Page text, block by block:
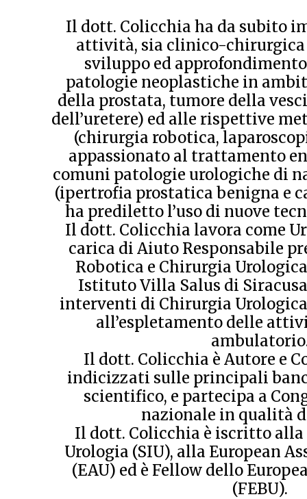
Il dott. Colicchia ha da subito
attività, sia clinico-chirurgica
sviluppo ed
patologie neoplastiche in
della prostata, tumore della
dell’uretere) ed alle rispettive
(chirurgia robotica,
appassionato al trattamento
comuni patologie urologiche di
(ipertrofia prostatica benigna e
ha prediletto l’uso di nuove
Il dott. Colicchia lavora come
carica di Aiuto Responsabile
Robotica e Chirurgia
Istituto Villa Salus di
interventi di Chirurgia
all’espletamento delle
Il dott. Colicchia è Autore e
indicizzati sulle principali
scientifico, e partecipa a
nazionale in qualità
Il dott. Colicchia è iscritto
Urologia (SIU), alla European
(EAU) ed è Fellow dello
(FEBU).